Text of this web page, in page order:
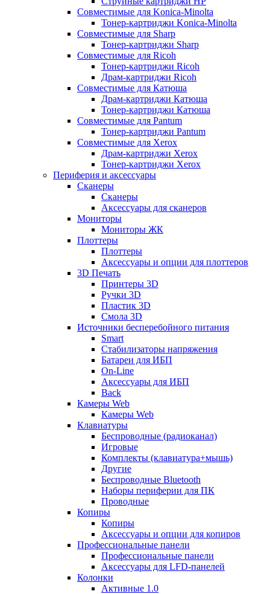
Совместимые для Konica-Minolta
Тонер-картриджи Konica-Minolta
Совместимые для Sharp
Тонер-картриджи Sharp
Совместимые для Ricoh
Тонер-картриджи Ricoh
Драм-картриджи Ricoh
Совместимые для Катюша
Драм-картриджи Катюша
Тонер-картриджи Катюша
Совместимые для Pantum
Тонер-картриджи Pantum
Совместимые для Xerox
Драм-картриджи Xerox
Тонер-картриджи Xerox
Периферия и аксессуары
Сканеры
Сканеры
Аксессуары для сканеров
Мониторы
Мониторы ЖК
Плоттеры
Плоттеры
Аксессуары и опции для плоттеров
3D Печать
Принтеры 3D
Ручки 3D
Пластик 3D
Смола 3D
Источники бесперебойного питания
Smart
Стабилизаторы напряжения
Батареи для ИБП
On-Line
Аксессуары для ИБП
Back
Камеры Web
Камеры Web
Клавиатуры
Беспроводные (радиоканал)
Игровые
Комплекты (клавиатура+мышь)
Другие
Беспроводные Bluetooth
Наборы периферии для ПК
Проводные
Копиры
Копиры
Аксессуары и опции для копиров
Профессиональные панели
Профессиональные панели
Аксессуары для LFD-панелей
Колонки
Активные 1.0